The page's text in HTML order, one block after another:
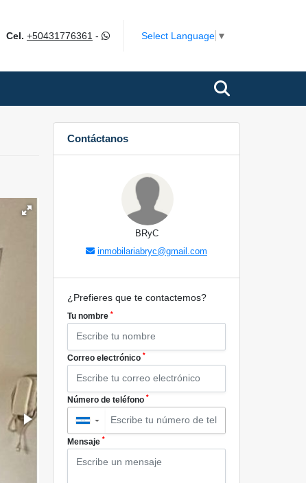
Cel. +50431776361 - Select Language ▼
Contáctanos
BRyC
inmobilariabryc@gmail.com
¿Prefieres que te contactemos?
Tu nombre *
Correo electrónico *
Número de teléfono *
▼
Mensaje *